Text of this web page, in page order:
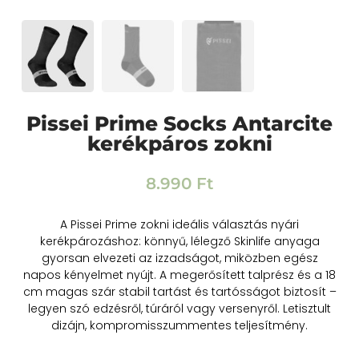
Pissei Prime Socks Antarcite
kerékpáros zokni
8.990 Ft
A Pissei Prime zokni ideális választás nyári
kerékpározáshoz: könnyű, lélegző Skinlife anyaga
gyorsan elvezeti az izzadságot, miközben egész
napos kényelmet nyújt. A megerősített talprész és a 18
cm magas szár stabil tartást és tartósságot biztosít –
legyen szó edzésről, túráról vagy versenyről. Letisztult
dizájn, kompromisszummentes teljesítmény.